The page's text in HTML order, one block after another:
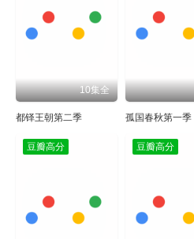
10集全
都铎王朝第二季 孤国春秋第一季
豆瓣高分 豆瓣高分